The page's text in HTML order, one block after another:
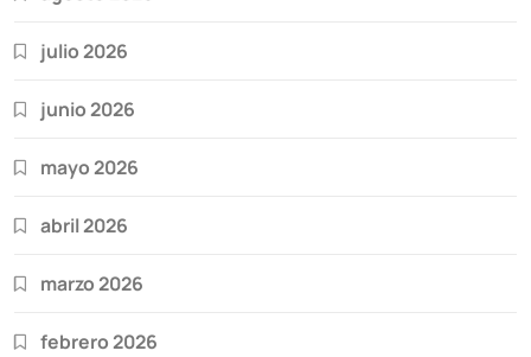
julio 2026
junio 2026
mayo 2026
abril 2026
marzo 2026
febrero 2026